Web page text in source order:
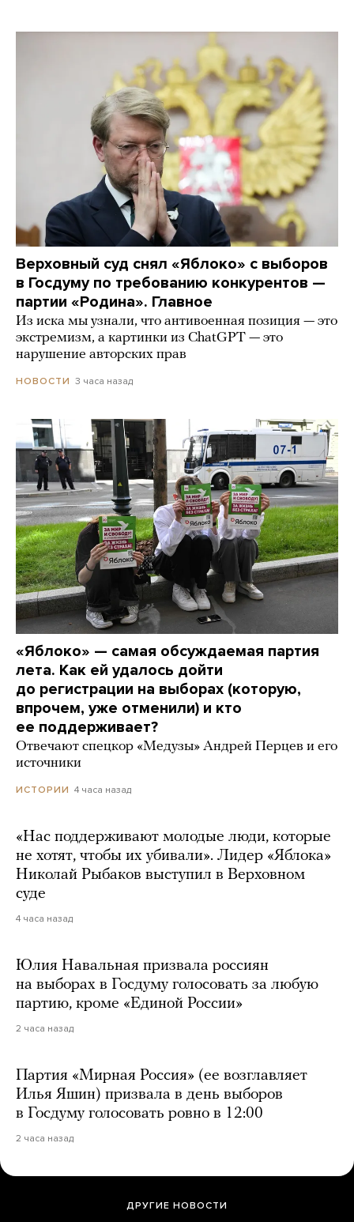
Верховный суд снял «Яблоко» с выборов
в Госдуму по требованию конкурентов —
партии «Родина». Главное
Из иска мы узнали, что антивоенная позиция — это
экстремизм, а картинки из СhatGPT — это
нарушение авторских прав
НОВОСТИ 3 часа назад
«Яблоко» — самая обсуждаемая партия
лета. Как ей удалось дойти
до регистрации на выборах (которую,
впрочем, уже отменили) и кто
ее поддерживает?
Отвечают спецкор «Медузы» Андрей Перцев и его
источники
ИСТОРИИ 4 часа назад
«Нас поддерживают молодые люди, которые
не хотят, чтобы их убивали». Лидер «Яблока»
Николай Рыбаков выступил в Верховном
суде
4 часа назад
Юлия Навальная призвала россиян
на выборах в Госдуму голосовать за любую
партию, кроме «Единой России»
2 часа назад
Партия «Мирная Россия» (ее возглавляет
Илья Яшин) призвала в день выборов
в Госдуму голосовать ровно в 12:00
2 часа назад
ДРУГИЕ НОВОСТИ